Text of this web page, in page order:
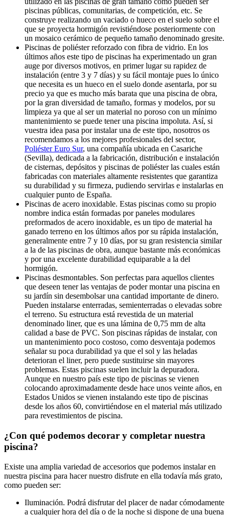
piscinas públicas, comunitarias, de competición, etc. Se
construye realizando un vaciado o hueco en el suelo sobre el
que se proyecta hormigón revistiéndose posteriormente con
un mosaico cerámico de pequeño tamaño denominado gresite.
Piscinas de poliéster reforzado con fibra de vidrio. En los
últimos años este tipo de piscinas ha experimentado un gran
auge por diversos motivos, en primer lugar su rapidez de
instalación (entre 3 y 7 días) y su fácil montaje pues lo único
que necesita es un hueco en el suelo donde asentarla, por su
precio ya que es mucho más barata que una piscina de obra,
por la gran diversidad de tamaño, formas y modelos, por su
limpieza ya que al ser un material no poroso con un mínimo
mantenimiento se puede tener una piscina impoluta. Así, si
vuestra idea pasa por instalar una de este tipo, nosotros os
recomendamos a los mejores profesionales del sector,
Poliéster Euro Sur, una compañía ubicada en Casariche
(Sevilla), dedicada a la fabricación, distribución e instalación
de cisternas, depósitos y piscinas de poliéster las cuales están
fabricadas con materiales altamente resistentes que garantiza
su durabilidad y su firmeza, pudiendo servirlas e instalarlas en
cualquier punto de España.
Piscinas de acero inoxidable. Estas piscinas como su propio
nombre indica están formadas por paneles modulares
preformados de acero inoxidable, es un tipo de material ha
ganado terreno en los últimos años por su rápida instalación,
generalmente entre 7 y 10 días, por su gran resistencia similar
a la de las piscinas de obra, aunque bastante más económicas
y por una excelente durabilidad equiparable a la del
hormigón.
Piscinas desmontables. Son perfectas para aquellos clientes
que deseen tener las ventajas de poder montar una piscina en
su jardín sin desembolsar una cantidad importante de dinero.
Pueden instalarse enterradas, semienterradas o elevadas sobre
el terreno. Su estructura está revestida de un material
denominado liner, que es una lámina de 0,75 mm de alta
calidad a base de PVC. Son piscinas rápidas de instalar, con
un mantenimiento poco costoso, como desventaja podemos
señalar su poca durabilidad ya que el sol y las heladas
deterioran el liner, pero puede sustituirse sin mayores
problemas. Estas piscinas suelen incluir la depuradora.
Aunque en nuestro país este tipo de piscinas se vienen
colocando aproximadamente desde hace unos veinte años, en
Estados Unidos se vienen instalando este tipo de piscinas
desde los años 60, convirtiéndose en el material más utilizado
para revestimientos de piscina.
¿Con qué podemos decorar y completar nuestra
piscina?
Existe una amplia variedad de accesorios que podemos instalar en
nuestra piscina para hacer nuestro disfrute en ella todavía más grato,
como pueden ser:
Iluminación. Podrá disfrutar del placer de nadar cómodamente
a cualquier hora del día o de la noche si dispone de una buena